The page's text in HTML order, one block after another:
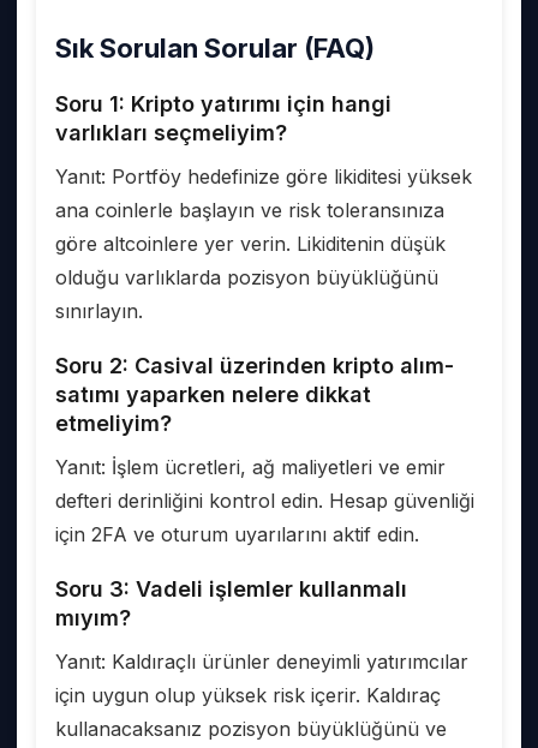
Sık Sorulan Sorular (FAQ)
Soru 1: Kripto yatırımı için hangi
varlıkları seçmeliyim?
Yanıt: Portföy hedefinize göre likiditesi yüksek
ana coinlerle başlayın ve risk toleransınıza
göre altcoinlere yer verin. Likiditenin düşük
olduğu varlıklarda pozisyon büyüklüğünü
sınırlayın.
Soru 2: Casival üzerinden kripto alım-
satımı yaparken nelere dikkat
etmeliyim?
Yanıt: İşlem ücretleri, ağ maliyetleri ve emir
defteri derinliğini kontrol edin. Hesap güvenliği
için 2FA ve oturum uyarılarını aktif edin.
Soru 3: Vadeli işlemler kullanmalı
mıyım?
Yanıt: Kaldıraçlı ürünler deneyimli yatırımcılar
için uygun olup yüksek risk içerir. Kaldıraç
kullanacaksanız pozisyon büyüklüğünü ve